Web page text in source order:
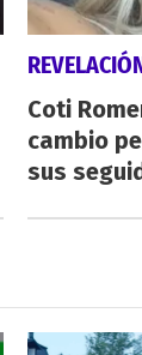
Coti
cambio
sus